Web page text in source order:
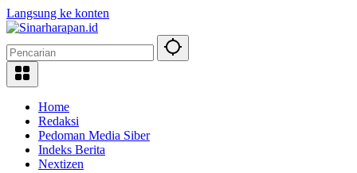
Langsung ke konten
Home
Redaksi
Pedoman Media Siber
Indeks Berita
Nextizen